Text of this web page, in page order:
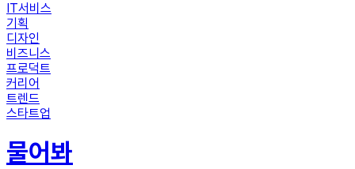
IT서비스
기획
디자인
비즈니스
프로덕트
커리어
트렌드
스타트업
물어봐